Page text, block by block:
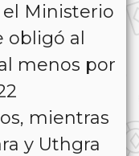
Ministerio
obligó al
menos por
mientras
y Uthgra